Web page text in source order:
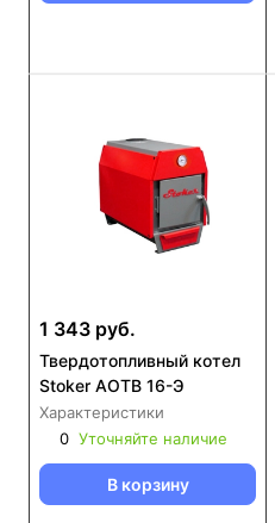
1 343 руб.
Твердотопливный котел
Stoker АОТВ 16-Э
Характеристики
0 Уточняйте наличие
В корзину